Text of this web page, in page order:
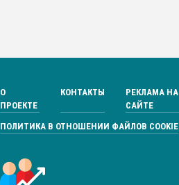
О
ПРОЕКТЕ
КОНТАКТЫ
РЕКЛАМА НА
САЙТЕ
ПОЛИТИКА В ОТНОШЕНИИ ФАЙЛОВ COOKIE